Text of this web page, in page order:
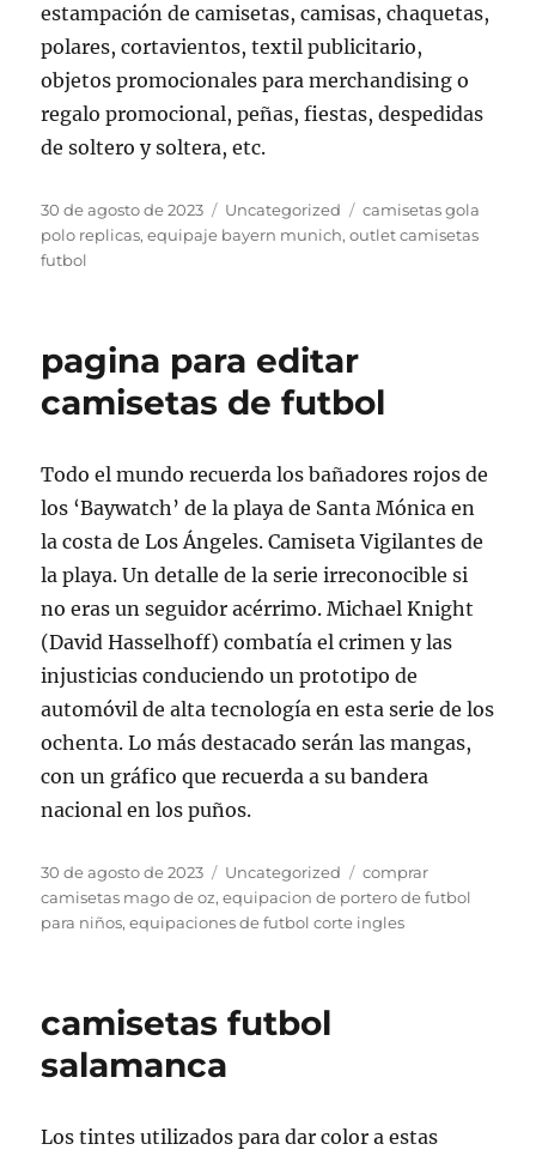
estampación de camisetas, camisas, chaquetas,
polares, cortavientos, textil publicitario,
objetos promocionales para merchandising o
regalo promocional, peñas, fiestas, despedidas
de soltero y soltera, etc.
Publicado
el
30 de agosto de 2023 Categorías
Uncategorized Etiquetas
camisetas gola
polo replicas,equipaje bayern munich,outlet camisetas
futbol
pagina para editar
camisetas de futbol
Todo el mundo recuerda los bañadores rojos de
los ‘Baywatch’ de la playa de Santa Mónica en
la costa de Los Ángeles. Camiseta Vigilantes de
la playa. Un detalle de la serie irreconocible si
no eras un seguidor acérrimo. Michael Knight
(David Hasselhoff) combatía el crimen y las
injusticias conduciendo un prototipo de
automóvil de alta tecnología en esta serie de los
ochenta. Lo más destacado serán las mangas,
con un gráfico que recuerda a su bandera
nacional en los puños.
Publicado
el
30 de agosto de 2023 Categorías
Uncategorized Etiquetas
comprar
camisetas mago de oz,equipacion de portero de futbol
para niños,equipaciones de futbol corte ingles
camisetas futbol
salamanca
Los tintes utilizados para dar color a estas